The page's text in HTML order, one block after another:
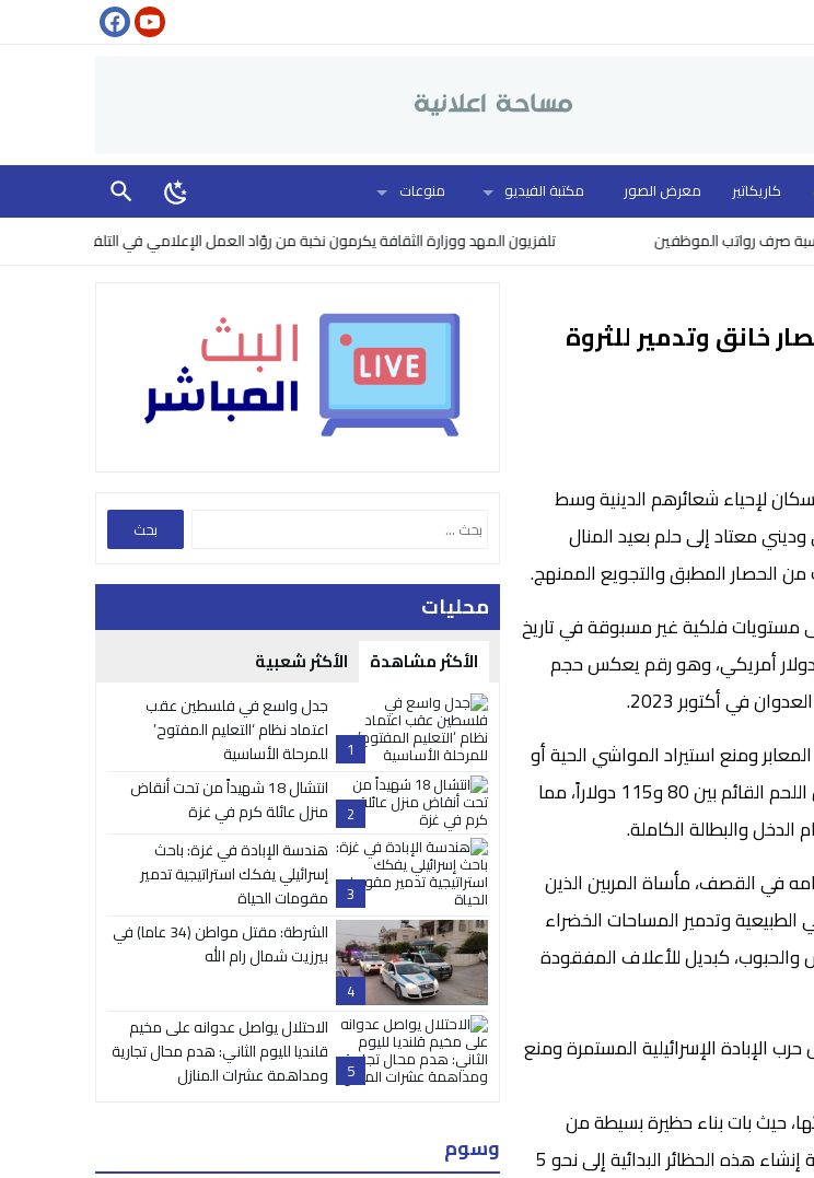
كاريكاتير معرض الصور مكتبة الفيديو منوعات
تلفزيون المهد ووزارة الثقافة يكرمون نخبة من روّاد العمل الإعلامي في التلفزيون رواتب الموظفين
دولار وسط حصار خانق وتدمير للثروة
لإحياء شعائرهم الدينية وسط
معتاد إلى حلم بعيد المنال
من الحصار المطبق والتجويع الممنهج.
مستويات فلكية غير مسبوقة في تاريخ
ميدانية بأن سعر الأضحية الواحدة تجاوز حاجز 5 آلاف دولار أمريكي، وهو رقم يعكس حجم
في أكتوبر 2023.
ومنع استيراد المواشي الحية أو
إدخال الأعلاف اللازمة لتربيتها. ونتيجة لهذا الحصار، تراوح سعر الكيلو الواحد من اللحم القائم بين 80 و115 دولاراً، مما
الدخل والبطالة الكاملة.
في القصف، مأساة المربين الذين
وتدمير المساحات الخضراء
والحبوب، كبديل للأعلاف المفقودة
الإسرائيلية المستمرة ومنع
حيث بات بناء حظيرة بسيطة من
صفيح ‘الزينكو’ المستعمل والخشب المتهالك يكلف مبالغ باهظة. وتصل تكلفة إنشاء هذه الحظائر البدائية إلى نحو 5
محليات
الأكثر مشاهدة الأكثر شعبية
1
جدل واسع في فلسطين عقب
اعتماد نظام ‘التعليم المفتوح’
للمرحلة الأساسية
2
انتشال 18 شهيداً من تحت أنقاض
منزل عائلة كرم في غزة
3
هندسة الإبادة في غزة: باحث
إسرائيلي يفكك استراتيجية تدمير
مقومات الحياة
4
الشرطة: مقتل مواطن (34 عاما) في
بيرزيت شمال رام الله
5
الاحتلال يواصل عدوانه على مخيم
قلنديا لليوم الثاني: هدم محال تجارية
ومداهمة عشرات المنازل
وسوم